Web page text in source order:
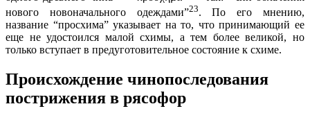
нового новоначального одеждами”23. По его мнению,
название “просхима” указывает на то, что принимающий ее
еще не удостоился малой схимы, а тем более великой, но
только вступает в предуготовительное состояние к схиме.
Происхождение чинопоследования
пострижения в рясофор